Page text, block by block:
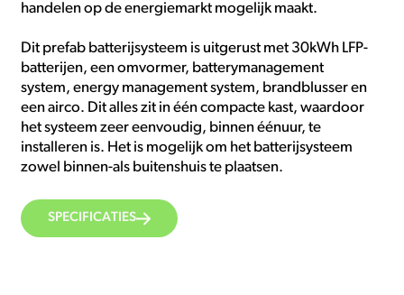
handelen op de energiemarkt mogelijk maakt.
Dit prefab batterijsysteem is uitgerust met 30kWh LFP-
batterijen, een omvormer, batterymanagement
system, energy management system, brandblusser en
een airco. Dit alles zit in één compacte kast, waardoor
het systeem zeer eenvoudig, binnen éénuur, te
installeren is. Het is mogelijk om het batterijsysteem
zowel binnen-als buitenshuis te plaatsen.
SPECIFICATIES